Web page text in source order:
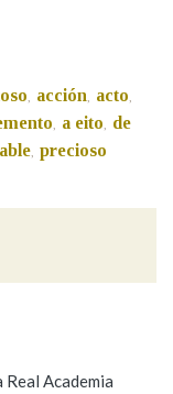
, acción, acto,
, a eito, de
, precioso
Academia